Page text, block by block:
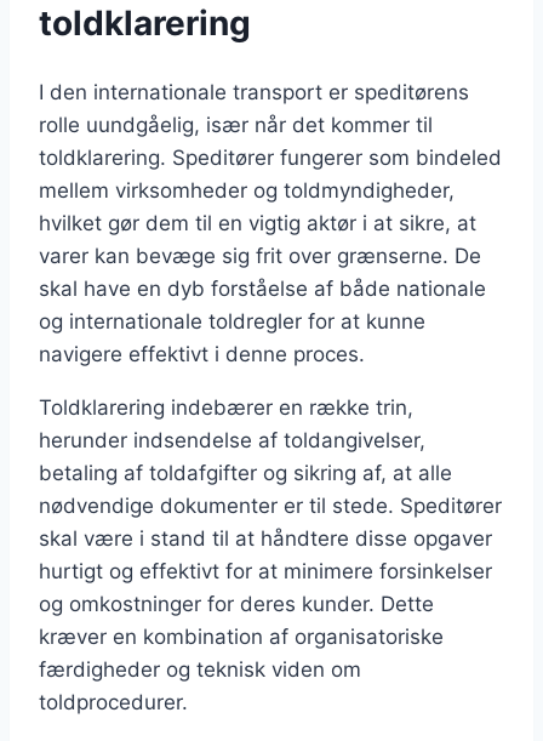
toldklarering
I den internationale transport er speditørens
rolle uundgåelig, især når det kommer til
toldklarering. Speditører fungerer som bindeled
mellem virksomheder og toldmyndigheder,
hvilket gør dem til en vigtig aktør i at sikre, at
varer kan bevæge sig frit over grænserne. De
skal have en dyb forståelse af både nationale
og internationale toldregler for at kunne
navigere effektivt i denne proces.
Toldklarering indebærer en række trin,
herunder indsendelse af toldangivelser,
betaling af toldafgifter og sikring af, at alle
nødvendige dokumenter er til stede. Speditører
skal være i stand til at håndtere disse opgaver
hurtigt og effektivt for at minimere forsinkelser
og omkostninger for deres kunder. Dette
kræver en kombination af organisatoriske
færdigheder og teknisk viden om
toldprocedurer.